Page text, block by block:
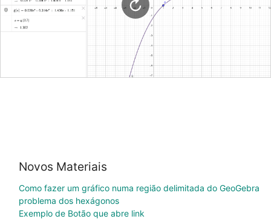
Novos Materiais
Como fazer um gráfico numa região delimitada do GeoGebra
problema dos hexágonos
Exemplo de Botão que abre link